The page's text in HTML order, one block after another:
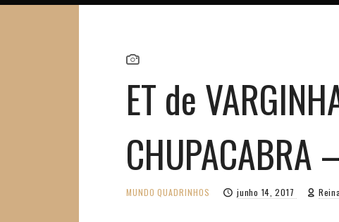
ET de
CHUPACABRA
MUNDO QUADRINHOS junho 14, 2017